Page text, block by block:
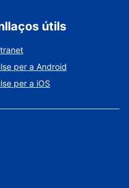
útils
per a Android
per a iOS